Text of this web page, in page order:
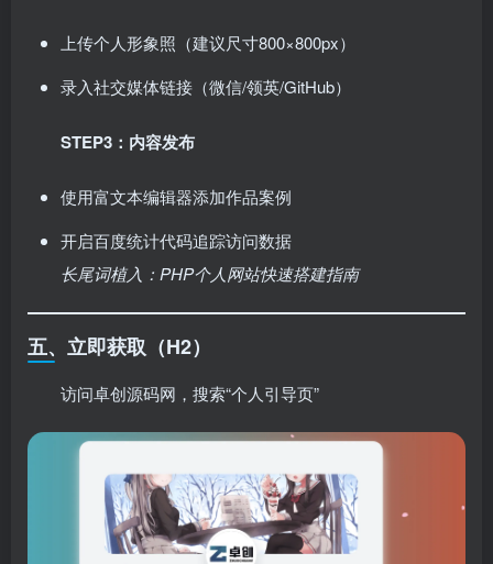
上传个人形象照（建议尺寸800×800px）
录入社交媒体链接（微信/领英/GitHub）
STEP3：内容发布
使用富文本编辑器添加作品案例
开启百度统计代码追踪访问数据
长尾词植入：PHP个人网站快速搭建指南
五、立即获取（H2）
访问卓创源码网，搜索“个人引导页”